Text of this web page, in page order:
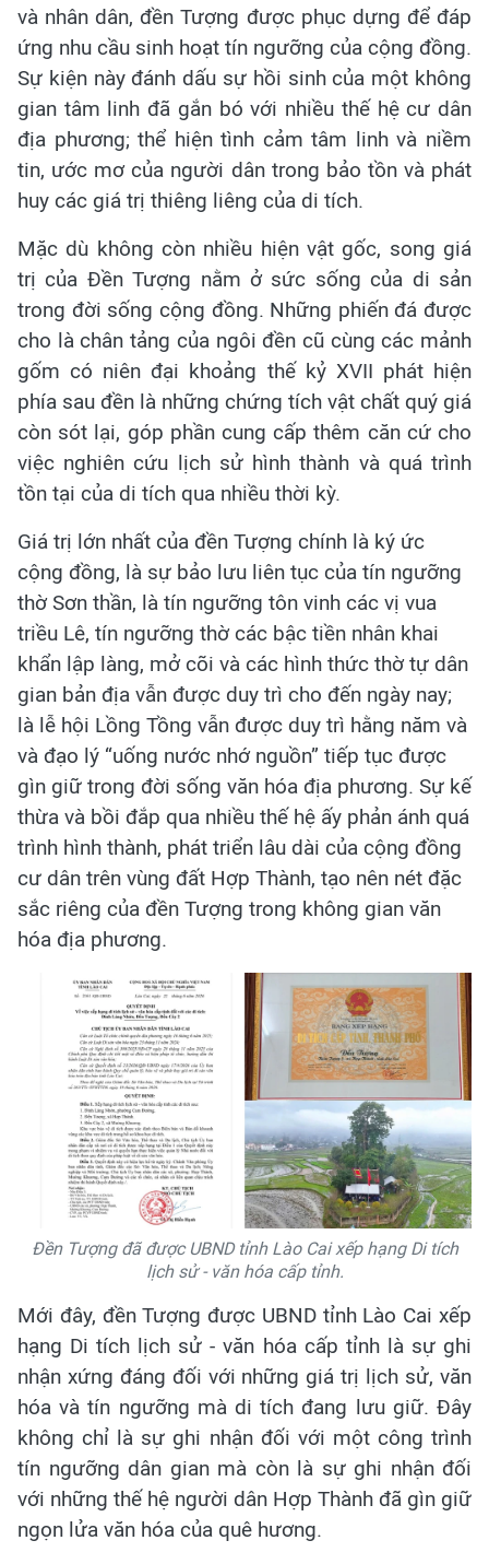
và nhân dân, đền Tượng được phục dựng để đáp
ứng nhu cầu sinh hoạt tín ngưỡng của cộng đồng.
Sự kiện này đánh dấu sự hồi sinh của một không
gian tâm linh đã gắn bó với nhiều thế hệ cư dân
địa phương; thể hiện tình cảm tâm linh và niềm
tin, ước mơ của người dân trong bảo tồn và phát
huy các giá trị thiêng liêng của di tích.
Mặc dù không còn nhiều hiện vật gốc, song giá
trị của Đền Tượng nằm ở sức sống của di sản
trong đời sống cộng đồng. Những phiến đá được
cho là chân tảng của ngôi đền cũ cùng các mảnh
gốm có niên đại khoảng thế kỷ XVII phát hiện
phía sau đền là những chứng tích vật chất quý giá
còn sót lại, góp phần cung cấp thêm căn cứ cho
việc nghiên cứu lịch sử hình thành và quá trình
tồn tại của di tích qua nhiều thời kỳ.
Giá trị lớn nhất của đền Tượng chính là ký ức
cộng đồng, là sự bảo lưu liên tục của tín ngưỡng
thờ Sơn thần, là tín ngưỡng tôn vinh các vị vua
triều Lê, tín ngưỡng thờ các bậc tiền nhân khai
khẩn lập làng, mở cõi và các hình thức thờ tự dân
gian bản địa vẫn được duy trì cho đến ngày nay;
là lễ hội Lồng Tồng vẫn được duy trì hằng năm và
và đạo lý “uống nước nhớ nguồn” tiếp tục được
gìn giữ trong đời sống văn hóa địa phương. Sự kế
thừa và bồi đắp qua nhiều thế hệ ấy phản ánh quá
trình hình thành, phát triển lâu dài của cộng đồng
cư dân trên vùng đất Hợp Thành, tạo nên nét đặc
sắc riêng của đền Tượng trong không gian văn
hóa địa phương.
Đền Tượng đã được UBND tỉnh Lào Cai xếp hạng Di tích
lịch sử - văn hóa cấp tỉnh.
Mới đây, đền Tượng được UBND tỉnh Lào Cai xếp
hạng Di tích lịch sử - văn hóa cấp tỉnh là sự ghi
nhận xứng đáng đối với những giá trị lịch sử, văn
hóa và tín ngưỡng mà di tích đang lưu giữ. Đây
không chỉ là sự ghi nhận đối với một công trình
tín ngưỡng dân gian mà còn là sự ghi nhận đối
với những thế hệ người dân Hợp Thành đã gìn giữ
ngọn lửa văn hóa của quê hương.